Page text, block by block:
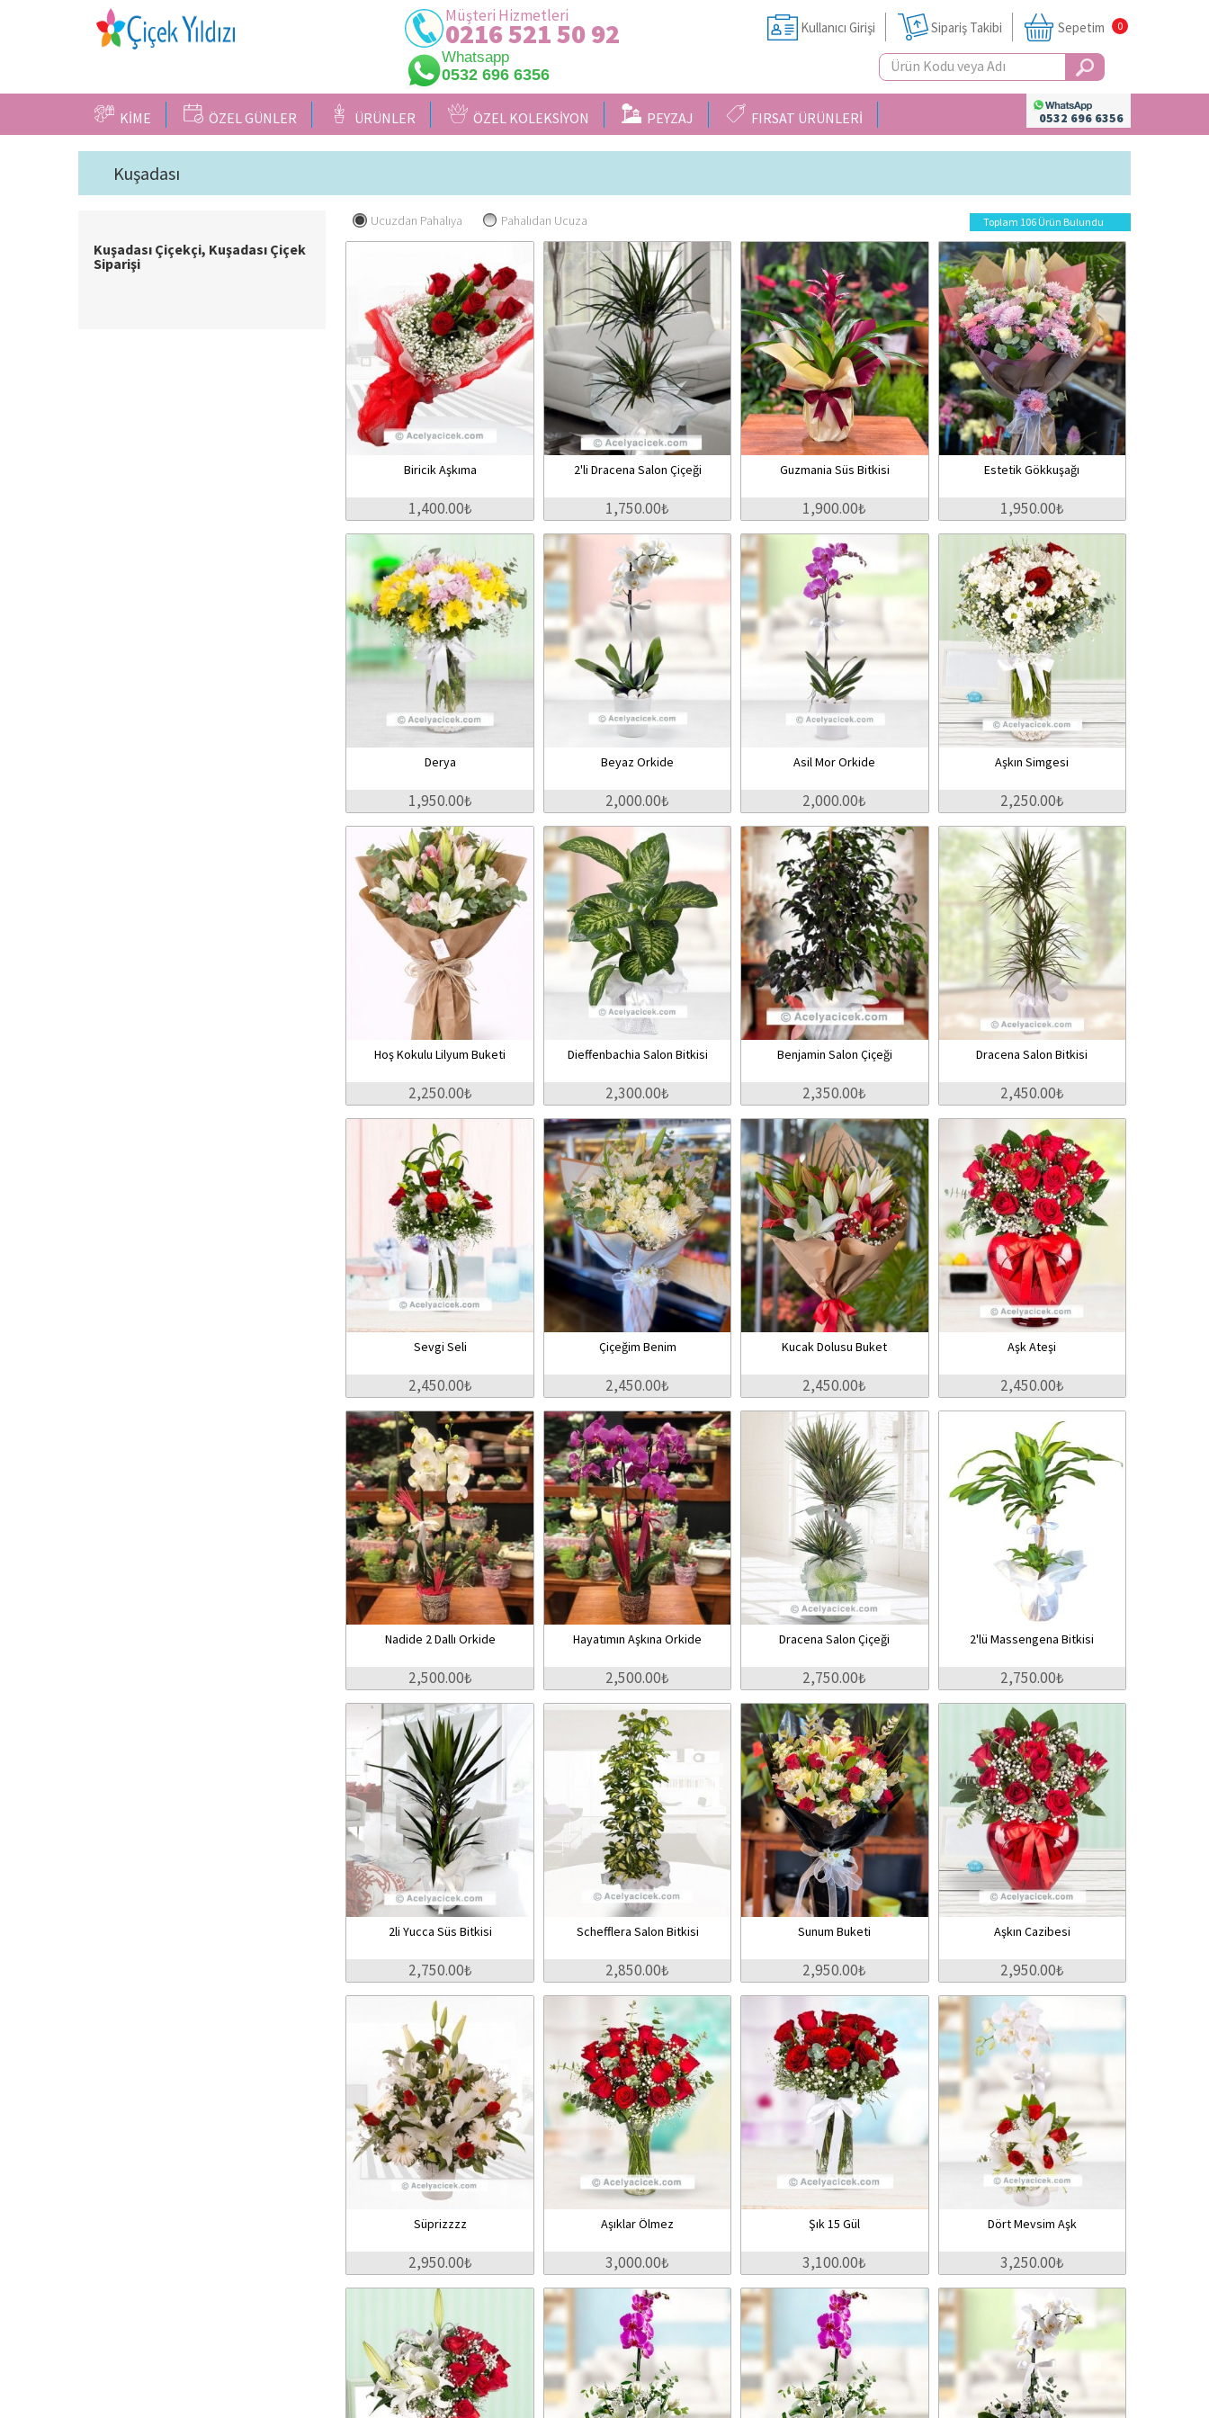
Müşteri Hizmetleri
0216 521 50 92
Whatsapp
0532 696 6356
Kullanıcı Girişi Sipariş Takibi Sepetim 0
KİME ÖZEL GÜNLER ÜRÜNLER ÖZEL KOLEKSİYON PEYZAJ FIRSAT ÜRÜNLERİ 0532 696 6356
Kuşadası
Kuşadası Çiçekçi, Kuşadası Çiçek
Siparişi
Ucuzdan Pahalıya Pahalıdan Ucuza Toplam 106 Ürün Bulundu
Biricik Aşkıma
1,400.00₺
2'li Dracena Salon Çiçeği
1,750.00₺
Guzmania Süs Bitkisi
1,900.00₺
Estetik Gökkuşağı
1,950.00₺
Derya
1,950.00₺
Beyaz Orkide
2,000.00₺
Asil Mor Orkide
2,000.00₺
Aşkın Simgesi
2,250.00₺
Hoş Kokulu Lilyum Buketi
2,250.00₺
Dieffenbachia Salon Bitkisi
2,300.00₺
Benjamin Salon Çiçeği
2,350.00₺
Dracena Salon Bitkisi
2,450.00₺
Sevgi Seli
2,450.00₺
Çiçeğim Benim
2,450.00₺
Kucak Dolusu Buket
2,450.00₺
Aşk Ateşi
2,450.00₺
Nadide 2 Dallı Orkide
2,500.00₺
Hayatımın Aşkına Orkide
2,500.00₺
Dracena Salon Çiçeği
2,750.00₺
2'lü Massengena Bitkisi
2,750.00₺
2li Yucca Süs Bitkisi
2,750.00₺
Schefflera Salon Bitkisi
2,850.00₺
Sunum Buketi
2,950.00₺
Aşkın Cazibesi
2,950.00₺
Süprizzzz
2,950.00₺
Aşıklar Ölmez
3,000.00₺
Şık 15 Gül
3,100.00₺
Dört Mevsim Aşk
3,250.00₺